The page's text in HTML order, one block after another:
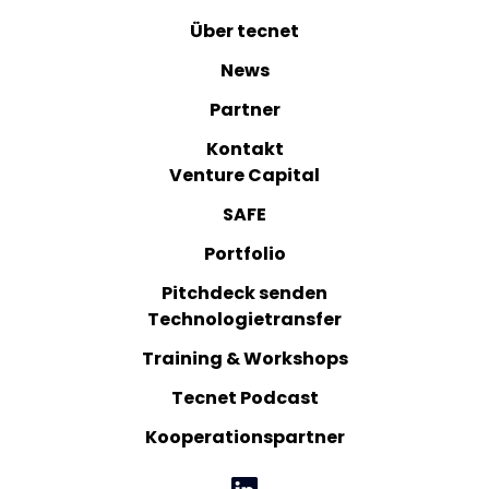
Über tecnet
News
Partner
Kontakt
Venture Capital
SAFE
Portfolio
Pitchdeck senden
Technologietransfer
Training & Workshops
Tecnet Podcast
Kooperationspartner